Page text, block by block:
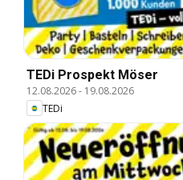
TEDi Prospekt Möser
12.08.2026- 19.08.2026
TEDi